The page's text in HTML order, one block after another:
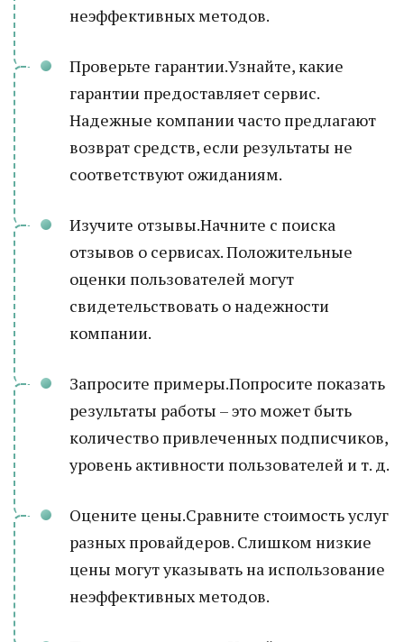
неэффективных методов.
Проверьте гарантии.Узнайте, какие
гарантии предоставляет сервис.
Надежные компании часто предлагают
возврат средств, если результаты не
соответствуют ожиданиям.
Изучите отзывы.Начните с поиска
отзывов о сервисах. Положительные
оценки пользователей могут
свидетельствовать о надежности
компании.
Запросите примеры.Попросите показать
результаты работы – это может быть
количество привлеченных подписчиков,
уровень активности пользователей и т. д.
Оцените цены.Сравните стоимость услуг
разных провайдеров. Слишком низкие
цены могут указывать на использование
неэффективных методов.